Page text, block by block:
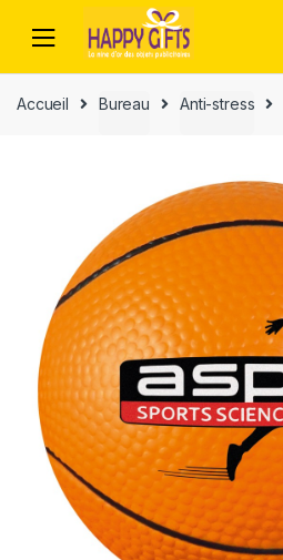
Accueil Bureau Anti-stress